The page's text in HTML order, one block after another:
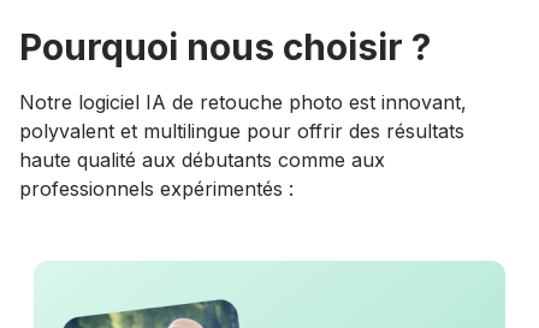
Pourquoi nous choisir ?
Notre logiciel IA de retouche photo est innovant,
polyvalent et multilingue pour offrir des résultats
haute qualité aux débutants comme aux
professionnels expérimentés :